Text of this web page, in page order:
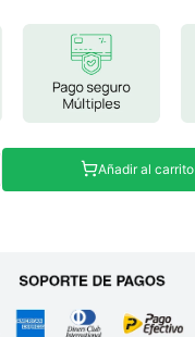
Añadir al carrito